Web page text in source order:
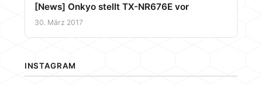
[News] Onkyo stellt TX-NR676E vor
30. März 2017
INSTAGRAM